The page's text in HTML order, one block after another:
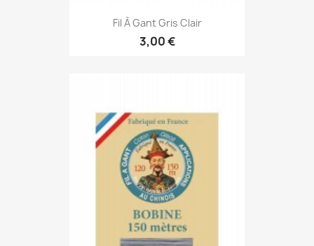
Fil À Gant Gris Clair
3,00 €